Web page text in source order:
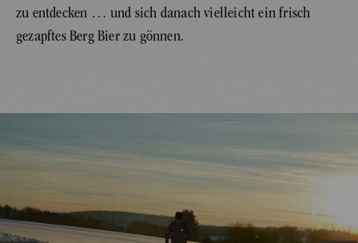
zu entdecken … und sich danach vielleicht ein frisch
gezapftes Berg Bier zu gönnen.